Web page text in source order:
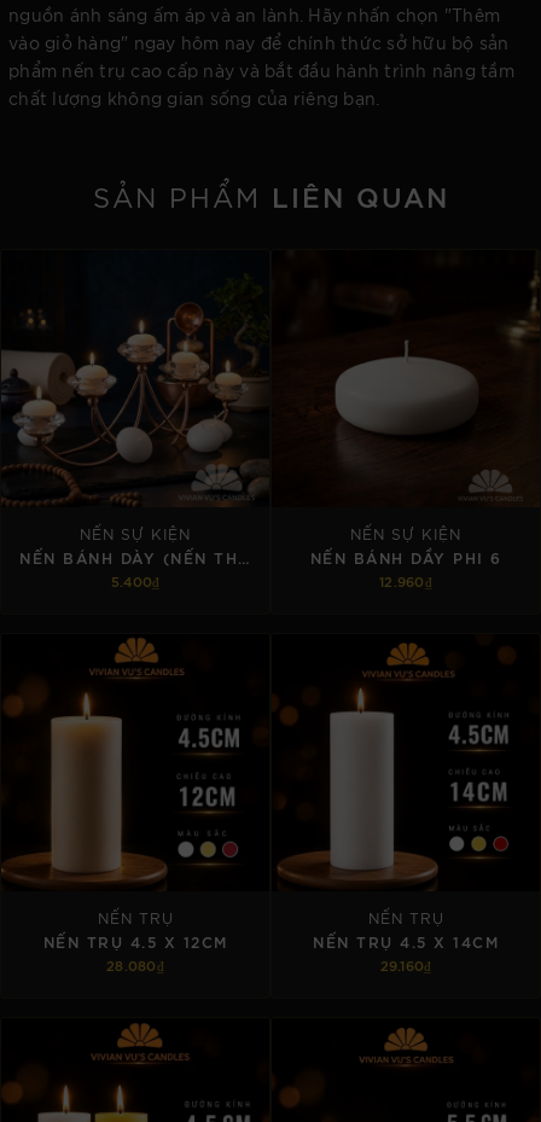
nguồn ánh sáng ấm áp và an lành. Hãy nhấn chọn "Thêm
vào giỏ hàng" ngay hôm nay để chính thức sở hữu bộ sản
phẩm nến trụ cao cấp này và bắt đầu hành trình nâng tầm
chất lượng không gian sống của riêng bạn.
SẢN PHẨM LIÊN QUAN
NẾN SỰ KIỆN
5.400₫
TÙY CHỌN
NẾN SỰ KIỆN
NẾN BÁNH DẦY PHI 6
12.960₫
TÙY CHỌN
NẾN TRỤ
NẾN TRỤ 4.5 X 12CM
28.080₫
TÙY CHỌN
NẾN TRỤ
NẾN TRỤ 4.5 X 14CM
29.160₫
TÙY CHỌN